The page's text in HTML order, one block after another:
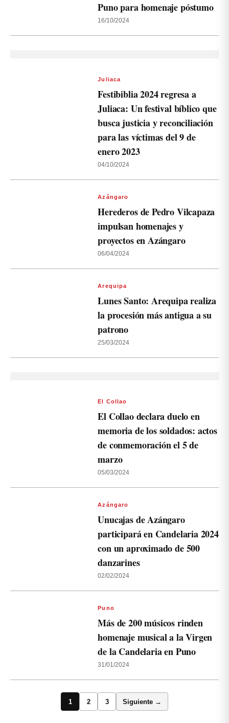
Puno para homenaje póstumo
16/10/2024
Juliaca
Festibiblia 2024 regresa a
Juliaca: Un festival bíblico que
busca justicia y reconciliación
para las víctimas del 9 de
enero 2023
04/10/2024
Azángaro
Herederos de Pedro Vilcapaza
impulsan homenajes y
proyectos en Azángaro
06/04/2024
Arequipa
Lunes Santo: Arequipa realiza
la procesión más antigua a su
patrono
25/03/2024
El Collao
El Collao declara duelo en
memoria de los soldados: actos
de conmemoración el 5 de
marzo
05/03/2024
Azángaro
Unucajas de Azángaro
participará en Candelaria 2024
con un aproximado de 500
danzarines
02/02/2024
Puno
Más de 200 músicos rinden
homenaje musical a la Virgen
de la Candelaria en Puno
31/01/2024
1 2 3 Siguiente →